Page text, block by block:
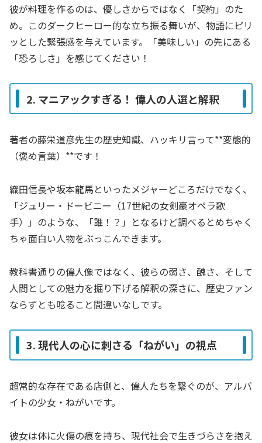
彼が料理を作るのは、優しさからではなく「契約」のた
め。このダークヒーロー的な立ち振る舞いが、物語にピリ
ッとした緊張感を与えています。「美味しい」の先にある
「恐ろしさ」を感じてください！
2. マニアックすぎる！ 偉人の人選と解釈
著者の藤栄道彦先生の歴史知識、ハッキリ言って**変態的
（褒め言葉）**です！
織田信長や坂本龍馬といったメジャーどころだけでなく、
「ジュリー・ドービニー（17世紀の女剣豪オペラ歌
手）」のような、「誰！？」となるけど調べるとめちゃく
ちゃ面白い人物をぶっこんできます。
教科書通りの偉人像ではなく、彼らの弱さ、醜さ、そして
人間としての魅力を掘り下げる解釈の深さに、歴史ファン
ならずとも唸ること間違いなしです。
3. 現代人の心に刺さる「ねがい」の視点
超常的な存在である店側と、偉人たちを繋ぐのが、アルバ
イトの少女・ねがいです。
彼女は体に火傷の痕を持ち、現代社会で生きづらさを抱え